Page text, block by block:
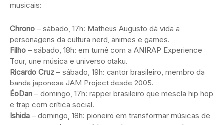
musicais:
Chrono – sábado, 17h: Matheus Augusto dá vida a
personagens da cultura nerd, animes e games.
Filho – sábado, 18h: em turnê com a ANIRAP Experience
Tour, une música e universo otaku.
Ricardo Cruz – sábado, 19h: cantor brasileiro, membro da
banda japonesa JAM Project desde 2005.
ÉoDan – domingo, 17h: rapper brasileiro que mescla hip hop
e trap com crítica social.
Ishida – domingo, 18h: pioneiro em transformar músicas de